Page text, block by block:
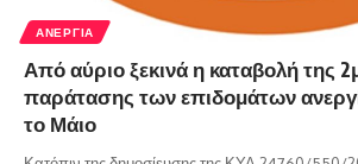
ΑΝΕΡΓΊΑ
Από αύριο ξεκινά η καταβολή της
παράτασης των επιδομάτων
το Μάιο